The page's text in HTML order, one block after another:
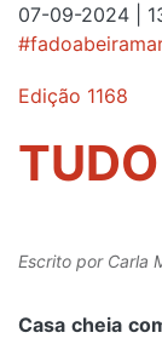
07-09-2024 |
Edição 1168
Escrito por Carla
Casa cheia